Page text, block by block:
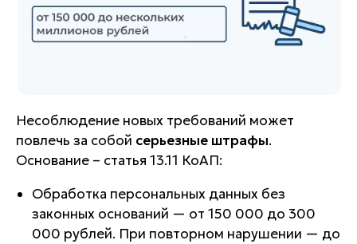
Несоблюдение новых требований может
повлечь за собой серьезные штрафы.
Основание – статья 13.11 КоАП:
Обработка персональных данных без
законных оснований — от 150 000 до 300
000 рублей. При повторном нарушении — до